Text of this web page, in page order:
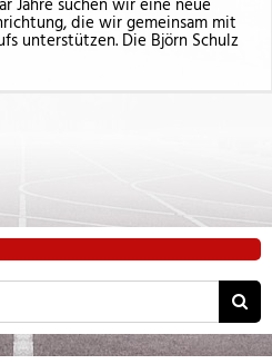
die wir gemeinsam mit
unterstützen. Die Björn Schulz